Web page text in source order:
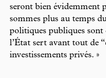
seront bien évidemment
sommes plus au temps
politiques publiques sont
l’État sert avant tout de
investissements privés. »